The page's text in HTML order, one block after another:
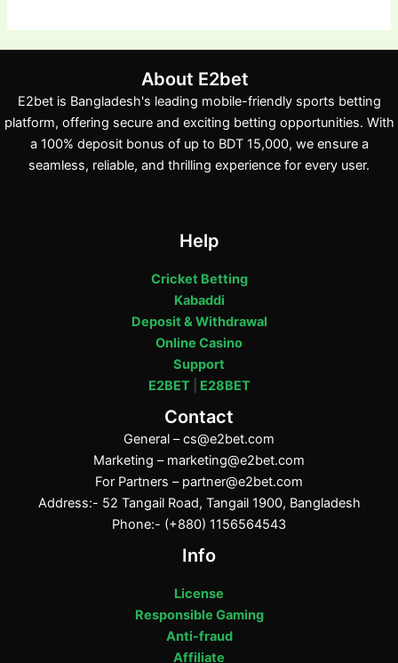
About E2bet
E2bet is Bangladesh's leading mobile-friendly sports betting
platform, offering secure and exciting betting opportunities. With
a 100% deposit bonus of up to BDT 15,000, we ensure a
seamless, reliable, and thrilling experience for every user.
Help
Cricket Betting
Kabaddi
Deposit & Withdrawal
Online Casino
Support
E2BET| E28BET
Contact
General –cs@e2bet.com
Marketing – marketing@e2bet.com
For Partners – partner@e2bet.com
Address:- 52 Tangail Road, Tangail 1900, Bangladesh
Phone:- (+880) 1156564543
Info
License
Responsible Gaming
Anti-fraud
Affiliate